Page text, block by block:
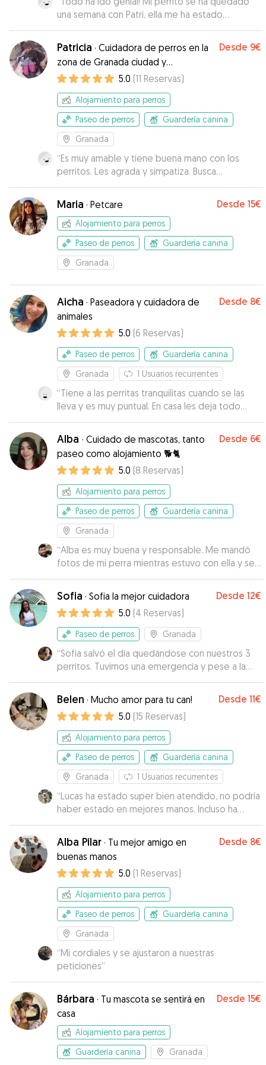
una semana con Patri, ella me ha estado
informando en todo momento de cómo estaba.
Cuando lo he recogido estaba genial, contento
como siempre. No dudaré en contactar con ella
si volviera a necesitarlo!”
Patricia · Cuidadora de perros en la
zona de Granada ciudad y
alrededores
Desde 9€
5.0 (11 Reservas)
Alojamiento para perros
Paseo de perros
Guardería canina
Granada
“Es muy amable y tiene buena mano con los
perritos. Les agrada y simpatiza. Busca
soluciones prácticas y se adapta a
circunstancias.
Maria · Petcare Desde 15€
Alojamiento para perros
Paseo de perros
Guardería canina
Granada
Aicha · Paseadora y cuidadora de
animales
Desde 8€
5.0 (6 Reservas)
Paseo de perros
Guardería canina
Granada
1 Usuarios recurrentes
“Tiene a las perritas tranquilitas cuando se las
lleva y es muy puntual. En casa les deja todo
organizado para el siguiente día que las
recoge.
Alba · Cuidado de mascotas, tanto
paseo como alojamiento 🐕🐈
Desde 6€
5.0 (8 Reservas)
Alojamiento para perros
Paseo de perros
Guardería canina
Granada
“Alba es muy buena y responsable. Me mandó
fotos de mi perra mientras estuvo con ella y se
amoldó al lugar de recogida. Repetiré”
Sofia · Sofia la mejor cuidadora Desde 12€
5.0 (4 Reservas)
Paseo de perros Granada
“Sofia salvó el día quedándose con nuestros 3
perritos. Tuvimos una emergencia y pese a la
poca antelación con la que la avisamos contestó
súper rápido y se quedó con los 3 peques (sí,
3!). Los cuidó fenomenal e hizo caso de toda la
información que le dimos . Muchas gracias Sofia!
Belen · Mucho amor para tu can! Desde 11€
5.0 (15 Reservas)
Alojamiento para perros
Paseo de perros
Guardería canina
Granada
1 Usuarios recurrentes
“Lucas ha estado super bien atendido, no podría
haber estado en mejores manos. Incluso ha
mejorado su condición física y está más activo.”
Alba Pilar · Tu mejor amigo en
buenas manos
Desde 8€
5.0 (1 Reservas)
Alojamiento para perros
Paseo de perros
Guardería canina
Granada
“Mi cordiales y se ajustaron a nuestras
peticiones”
Bárbara · Tu mascota se sentirá en
casa
Desde 15€
Alojamiento para perros
Guardería canina
Granada